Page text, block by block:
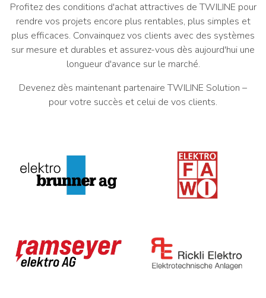
Profitez des conditions d'achat attractives de TWILINE pour
rendre vos projets encore plus rentables, plus simples et
plus efficaces. Convainquez vos clients avec des systèmes
sur mesure et durables et assurez-vous dès aujourd'hui une
longueur d'avance sur le marché.
Devenez dès maintenant partenaire TWILINE Solution –
pour votre succès et celui de vos clients.